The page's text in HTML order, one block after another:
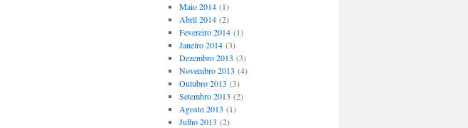
Maio 2014(1)
Abril 2014(2)
Fevereiro 2014(1)
Janeiro 2014(3)
Dezembro 2013 (3)
Novembro 2013 (4)
Outubro 2013 (3)
Setembro 2013 (2)
Agosto 2013 (1)
Julho 2013 (2)